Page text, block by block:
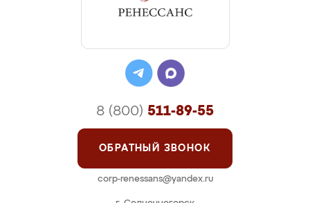
8 (800) 511-89-55
ОБРАТНЫЙ ЗВОНОК
corp-renessans@yandex.ru